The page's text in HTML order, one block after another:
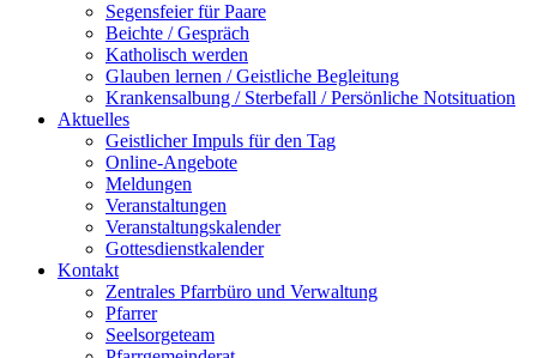
Segensfeier für Paare
Beichte /​ Gespräch
Katholisch werden
Glauben lernen / Geistliche Begleitung
Krankensalbung / Sterbefall / Persönliche Notsituation
Aktuelles
Geistlicher Impuls für den Tag
Online-Angebote
Meldungen
Veranstaltungen
Veranstaltungskalender
Gottesdienstkalender
Kontakt
Zentrales Pfarrbüro und Verwaltung
Pfarrer
Seelsorgeteam